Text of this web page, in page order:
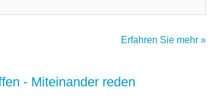
Erfahren Sie mehr »
- Miteinander reden